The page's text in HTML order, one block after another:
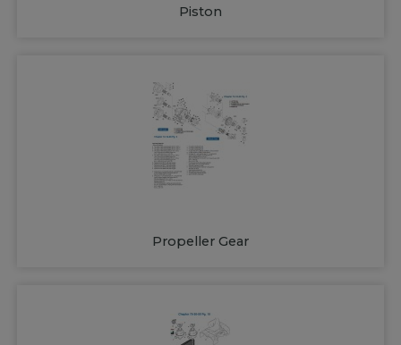
Piston
Propeller Gear